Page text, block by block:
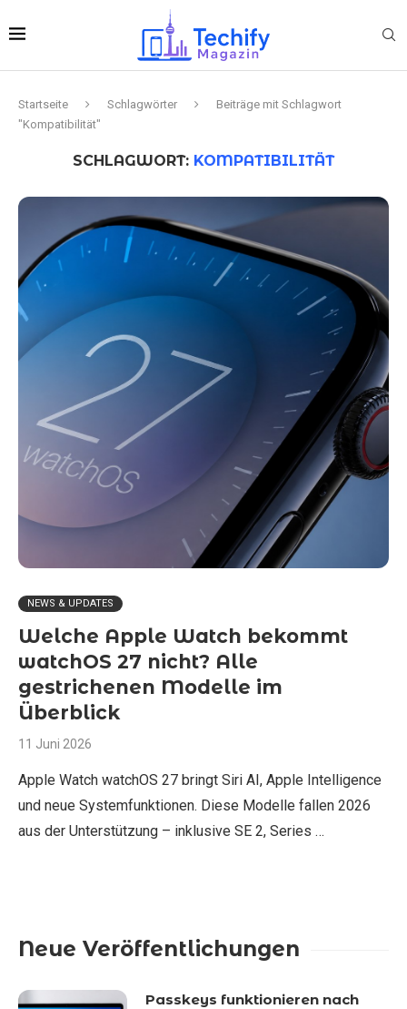
Startseite Schlagwörter
Beiträge mit Schlagwort
"Kompatibilität"
SCHLAGWORT: KOMPATIBILITÄT
NEWS & UPDATES
Welche Apple Watch bekommt
watchOS 27 nicht? Alle
gestrichenen Modelle im
Überblick
11 Juni 2026
Apple Watch watchOS 27 bringt Siri AI, Apple Intelligence
und neue Systemfunktionen. Diese Modelle fallen 2026
aus der Unterstützung – inklusive SE 2, Series …
Neue Veröffentlichungen
Passkeys funktionieren nach